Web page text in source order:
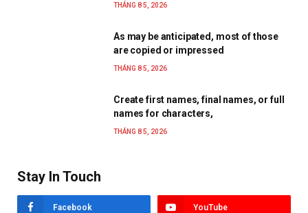
THÁNG 8 5, 2026
As may be anticipated, most of those
are copied or impressed
THÁNG 8 5, 2026
Create first names, final names, or full
names for characters,
THÁNG 8 5, 2026
Stay In Touch
Facebook YouTube